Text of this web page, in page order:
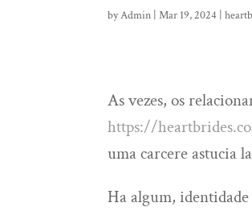
byAdmin |Mar 19, 2024 |
As vezes, os
https://
uma carcere astucia
Ha algum,